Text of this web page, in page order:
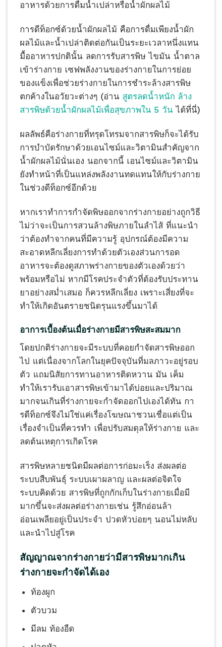
อาหารด้วยการดื่มน้ำเปล่าหรือน้ำผักผลไม้
การดีท็อกซ์ด้วยน้ำผักผลไม้ คือการดื่มเพียงน้ำผัก
ผลไม้และน้ำเปล่าติดต่อกันเป็นระยะเวลาหนึ่งแทน
มื้ออาหารปกตินั้น ลดการรับสารพิษ ไขมัน น้ำตาล
เข้าร่างกาย เซฟพลังงานของร่างกายในการย่อย
ของแข็งเพื่อช่วยร่างกายในการชำระล้างสารพิษ
ตกค้างในอวัยวะต่างๆ (อ่าน สูตรลดน้ำหนัก ล้าง
สารพิษด้วยน้ำผักผลไม้เพื่อสุขภาพใน 5 วัน ได้ที่นี่)
ผลลัพธ์คือร่างกายที่ทรุดโทรมจากสารพิษก็จะได้รับ
การบำบัดรักษาด้วยเอนไซม์และวิตามินสำคัญจาก
น้ำผักผลไม้นั่นเอง นอกจากนี้ เอนไซม์และวิตามิน
ยังทำหน้าที่เป็นแหล่งพลังงานทดแทนให้กับร่างกาย
ในช่วงดีท็อกซ์อีกด้วย
หากเราทำการกำจัดพิษออกจากร่างกายอย่างถูกวิธี
ไม่ว่าจะเป็นการสวนล้างพิษภายในลำไส้ ที่แนะนำ
ว่าต้องทำจากคนที่มีความรู้ อุปกรณ์ต้องมีความ
สะอาดหลีกเลี่ยงการทำด้วยตัวเองส่วนการอด
อาหารจะต้องดูสภาพร่างกายของตัวเองด้วยว่า
พร้อมหรือไม่ หากมีโรคประจำตัวที่ต้องรับประทาน
ยาอย่างสม่ำเสมอ ก็ควรหลีกเลี่ยง เพราะเสี่ยงที่จะ
ทำให้เกิดอันตรายชนิดรุนแรงขึ้นมาได้
อาการเบื้องต้นเมื่อร่างกายมีสารพิษสะสมมาก
โดยปกติร่างกายจะมีระบบที่คอยกำจัดสารพิษออก
ไป แต่เนื่องจากโลกในยุคปัจจุบันที่มลภาวะอยู่รอบ
ตัว แถมนิสัยการทานอาหารติดหวาน มัน เค็ม
ทำให้เรารับเอาสารพิษเข้ามาได้บ่อยและปริมาณ
มากจนเกินที่ร่างกายจะกำจัดออกไปเองได้ทัน กา
รดีท็อกซ์จึงไม่ใช่แค่เรื่องโฆษณาชวนเชื่อแต่เป็น
เรื่องจำเป็นที่ควรทำ เพื่อปรับสมดุลให้ร่างกาย และ
ลดต้นเหตุการเกิดโรค
สารพิษหลายชนิดมีผลต่อการก่อมะเร็ง ส่งผลต่อ
ระบบสืบพันธุ์ ระบบเผาผลาญ และผลต่อจิตใจ
ระบบคิดด้วย สารพิษที่ถูกกักเก็บในร่างกายเมื่อมี
มากขึ้นจะส่งผลต่อร่างกายเช่น รู้สึกอ่อนล้า
อ่อนเพลียอยู่เป็นประจำ ปวดหัวบ่อยๆ นอนไม่หลับ
และนำไปสู่โรค
สัญญาณจากร่างกายว่ามีสารพิษมากเกิน
ร่างกายจะกำจัดได้เอง
ท้องผูก
ตัวบวม
มีลม ท้องอืด